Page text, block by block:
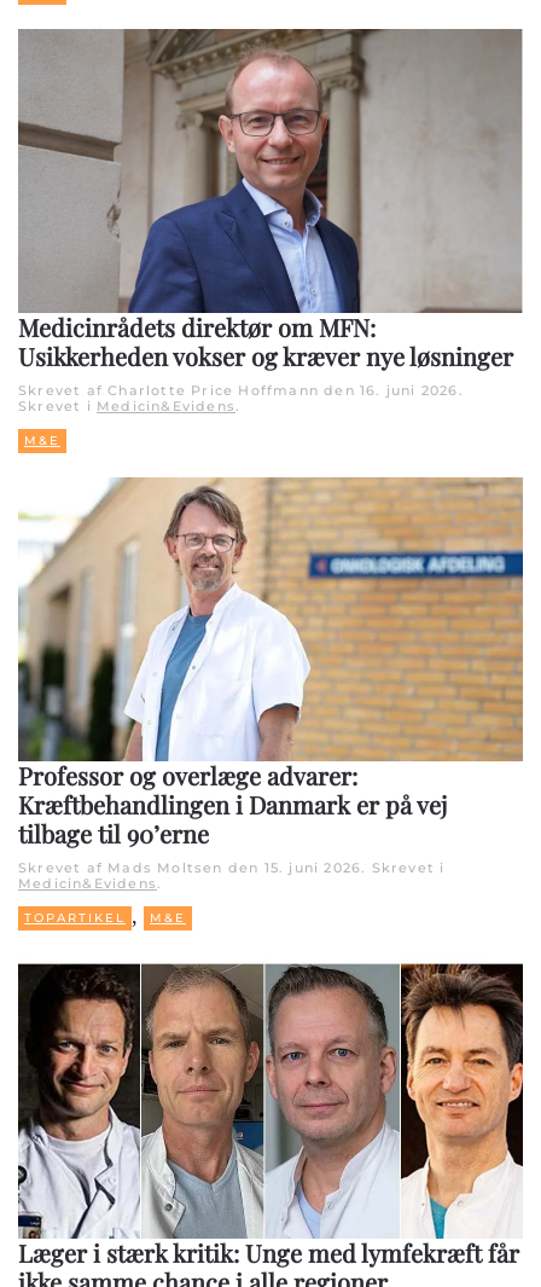
Medicinrådets direktør om MFN:
Usikkerheden vokser og kræver nye løsninger
Skrevet af Charlotte Price Hoffmann den 16. juni 2026
Skrevet i Medicin&Evidens
M&E
Professor og overlæge advarer:
Kræftbehandlingen i Danmark er på vej
tilbage til 90’erne
Skrevet af Mads Moltsen den 15. juni 2026. Skrevet i
Medicin&Evidens.
TOPARTIKEL , M&E
Læger i stærk kritik: Unge med lymfekræft får